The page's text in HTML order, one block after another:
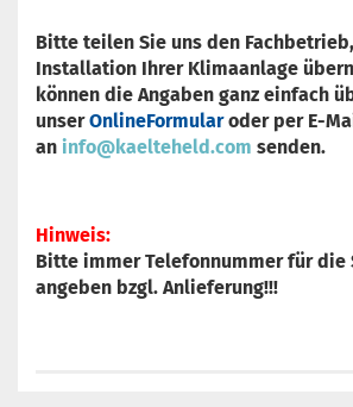
Bitte teilen Sie uns den
Installation Ihrer Klimaanlage
können die Angaben ganz einfach
unserOnlineFormularoder per E-
an info@kaelteheld.com senden.
Hinweis:
Bitte immer Telefonnummer für
angeben bzgl. Anlieferung!!!